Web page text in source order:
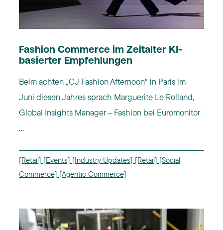
Fashion Commerce im Zeitalter KI-
basierter Empfehlungen
Beim achten „CJ Fashion Afternoon“ in Paris im
Juni diesen Jahres sprach Marguerite Le Rolland,
Global Insights Manager – Fashion bei Euromonitor
...
[Retail] [Events] [Industry Updates] [Retail] [Social
Commerce] [Agentic Commerce]